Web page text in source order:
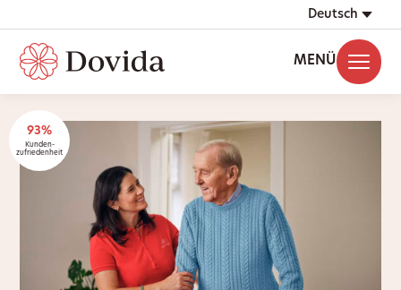
Deutsch
MENÜ
93%
Kunden-
zufriedenheit